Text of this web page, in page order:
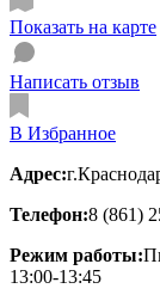
Показать на карте
Написать отзыв
В Избранное
Адрес:
Телефон:8 (861)
Режим работы:
13:00-13:45